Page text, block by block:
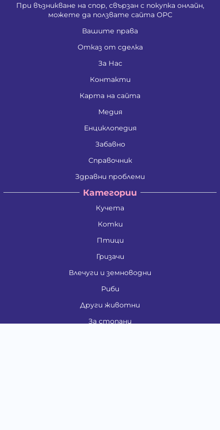
При възникване на спор, свързан с покупка онлайн,
можете да ползвате сайта ОРС
Вашите права
Отказ от сделка
За Нас
Контакти
Карта на сайта
Медия
Енциклопедия
Забавно
Справочник
Здравни проблеми
Категории
Кучета
Котки
Птици
Гризачи
Влечуги и земноводни
Риби
Други животни
За стопани